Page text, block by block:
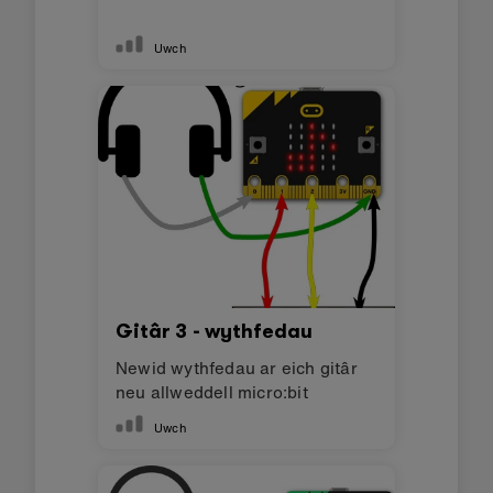
Uwch
Gitâr 3 - wythfedau
Newid wythfedau ar eich gitâr
neu allweddell micro:bit
Uwch